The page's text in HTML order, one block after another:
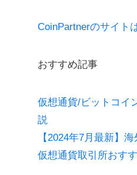
CoinPartnerのサイト
おすすめ記事
仮想通貨/ビットコイ
説
【2024年7月最新】
仮想通貨取引所おす